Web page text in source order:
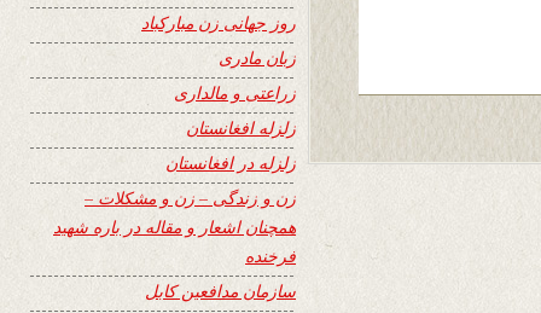
روز جهانی زن مبارکباد
زبان مادری
زراعتی و مالداری
زلزله افغانستان
زلزله در افغانستان
زن و زندگی – زن و مشکلات –
همچنان اشعار و مقاله در باره شهید
فرخنده
سازمان مدافعین کابل